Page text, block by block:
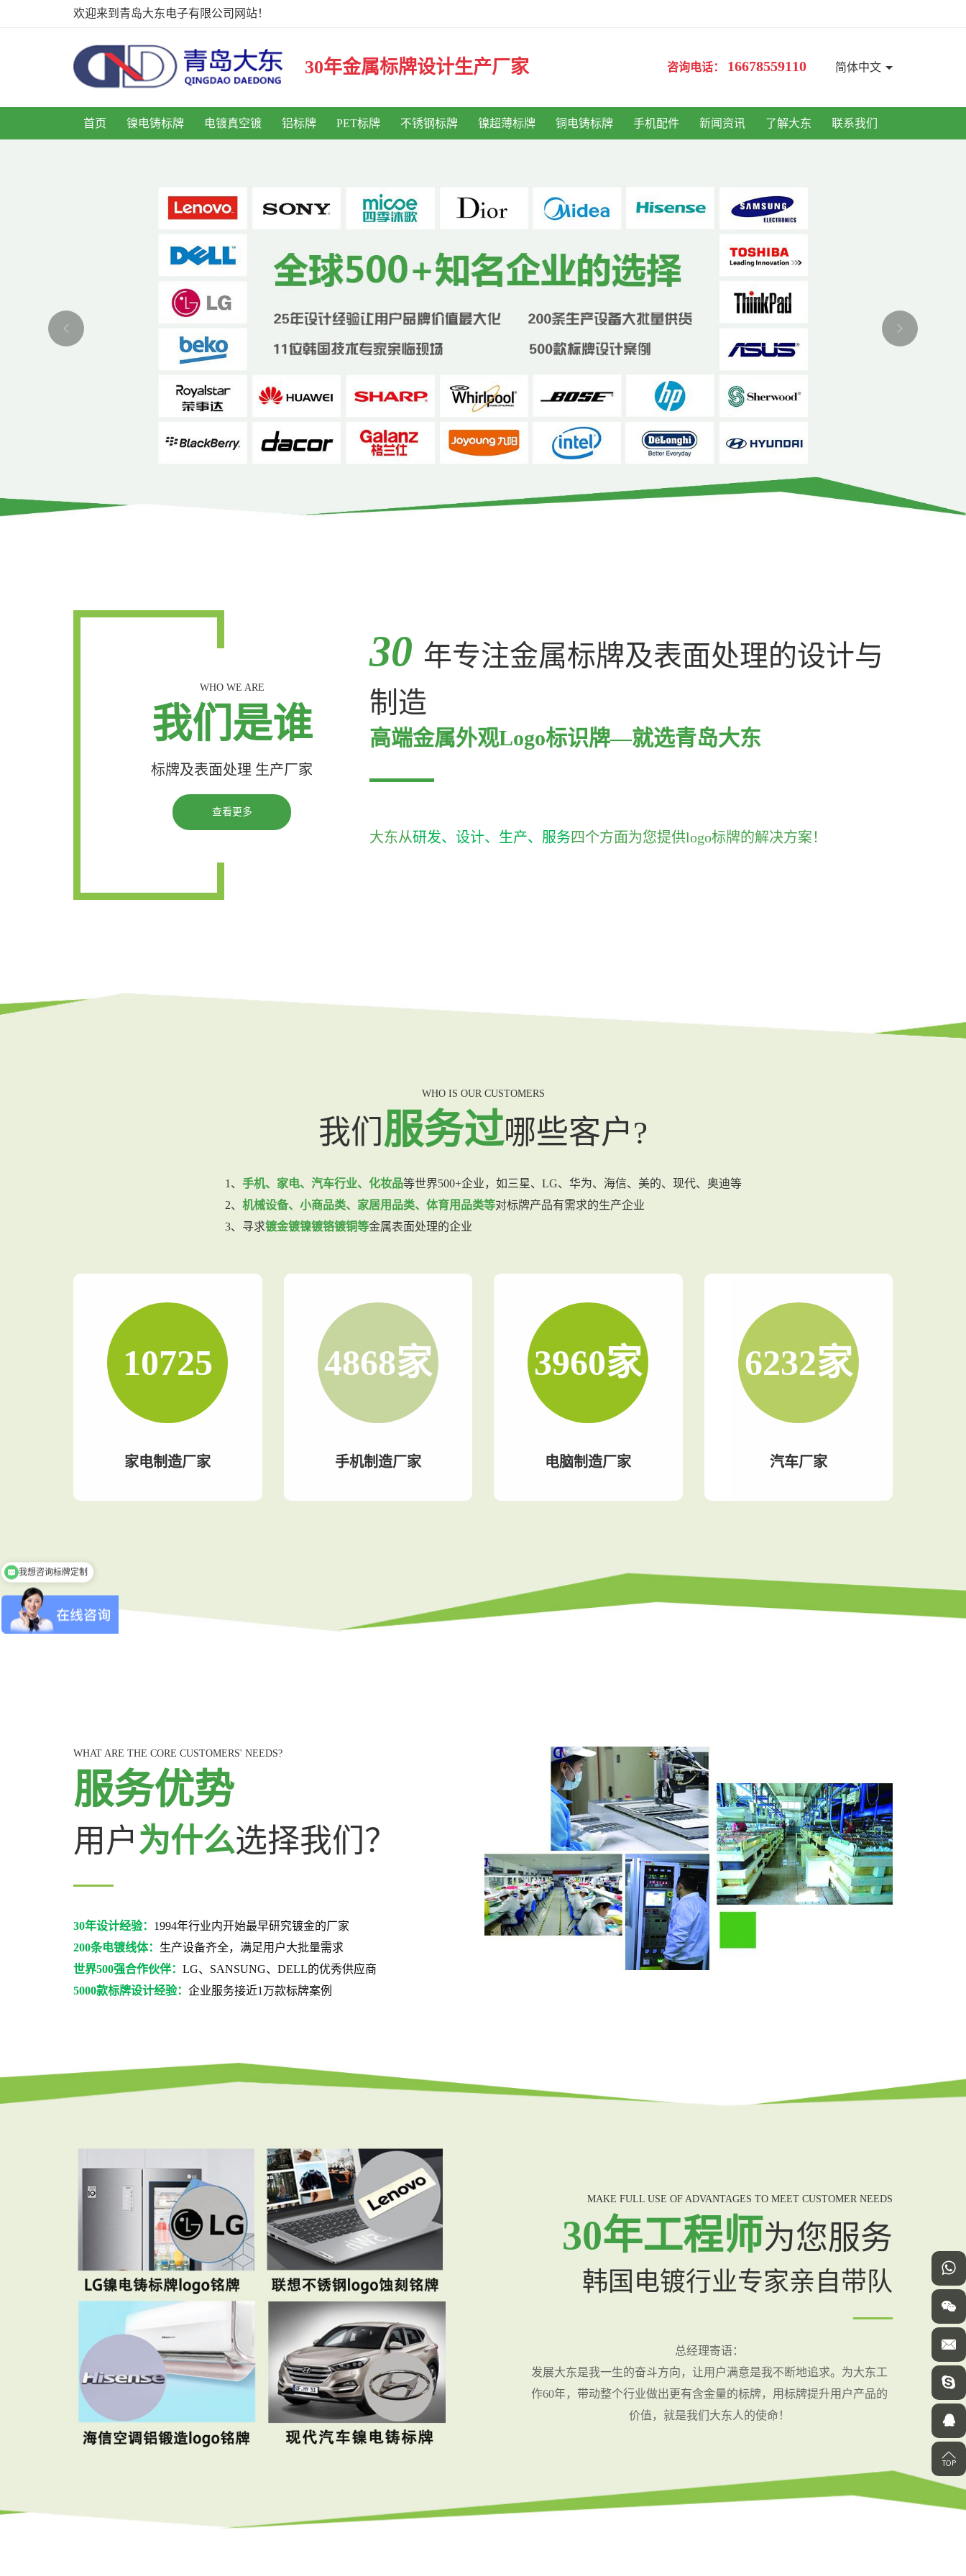
欢迎来到青岛大东电子有限公司网站！
简体中文
咨询电话： 16678559110
30年金属标牌设计生产厂家
首页 镍电铸标牌 电镀真空镀 铝标牌 PET标牌 不锈钢标牌 镍超薄标牌 铜电铸标牌 手机配件 新闻资讯 了解大东 联系我们
WHO WE ARE
我们是谁
标牌及表面处理 生产厂家
查看更多
30 年专注金属标牌及表面处理的设计与
制造
高端金属外观Logo标识牌—就选青岛大东
大东从研发、设计、生产、服务四个方面为您提供logo标牌的解决方案！
WHO IS OUR CUSTOMERS
我们 服务过哪些客户?
1、 手机、家电、汽车行业、化妆品等世界500+企业，如三星、LG、华为、海信、美的、现代、奥迪等
2、 机械设备、小商品类、家居用品类、体育用品类等对标牌产品有需求的生产企业
3、寻求镀金镀镍镀铬镀铜等金属表面处理的企业
13000
家电制造厂家
5900家
手机制造厂家
4800家
电脑制造厂家
7600家
汽车厂家
WHAT ARE THE CORE CUSTOMERS' NEEDS?
服务优势
用户为什么选择我们？
30年设计经验： 1994年行业内开始最早研究镀金的厂家
200条电镀线体： 生产设备齐全，满足用户大批量需求
世界500强合作伙伴： LG、SANSUNG、DELL的优秀供应商
5000款标牌设计经验： 企业服务接近1万款标牌案例
MAKE FULL USE OF ADVANTAGES TO MEET CUSTOMER NEEDS
30年工程师为您服务
韩国电镀行业专家亲自带队
总经理寄语：
发展大东是我一生的奋斗方向，让用户满意是我不断地追求。为大东工
作60年，带动整个行业做出更有含金量的标牌，用标牌提升用户产品的
价值，就是我们大东人的使命！
我想咨询标牌定制